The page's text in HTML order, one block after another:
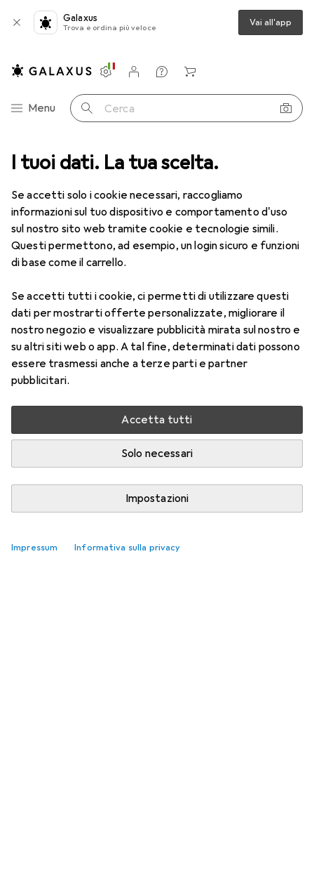
I tuoi dati. La tua scelta.
Se accetti solo i cookie necessari, raccogliamo
informazioni sul tuo dispositivo e comportamento d'uso
sul nostro sito web tramite cookie e tecnologie simili.
Questi permettono, ad esempio, un login sicuro e funzioni
di base come il carrello.
Se accetti tutti i cookie, ci permetti di utilizzare questi
dati per mostrarti offerte personalizzate, migliorare il
nostro negozio e visualizzare pubblicità mirata sul nostro e
su altri siti web o app. A tal fine, determinati dati possono
essere trasmessi anche a terze parti e partner
pubblicitari.
Accetta tutti
Solo necessari
Impostazioni
Impressum Informativa sulla privacy
Galaxus
Trova e ordina più veloce Vai all'app
Categoria Navigazione
Menu Cerca
Impostazioni
Conto cliente
Liste di confronto
Liste dei desideri
Carrello
dati + video Value USB Typ C — DisplayPort
EUR
22,84
ValueUSB Typ C — DisplayPort
Accessori per Value USB Typ C —
DisplayPort
Qui trovi accessori adatti per il prodotto Value USB Typ C
— DisplayPort.
Nessun prodotto trovato